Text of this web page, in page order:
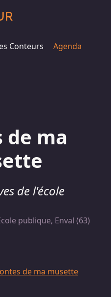
Conteurs
Agenda
de ma
de l'école
publique, Enval (63)
de ma musette